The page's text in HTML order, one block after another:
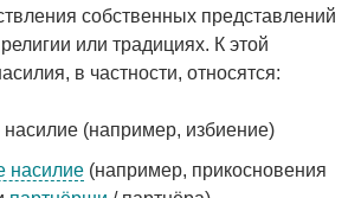
собственных представлений
или традициях. К этой
в частности, относятся:
насилие (например, избиение)
насилие (например, прикосновения